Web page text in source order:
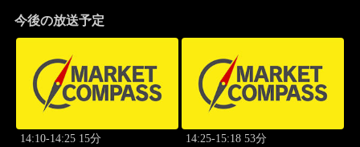
今後の放送予定
14:10-14:25 15分 14:25-15:18 53分